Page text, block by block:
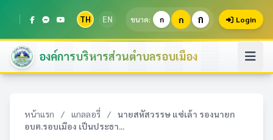
TH EN ขนาด: ก ก ก Login
องค์การบริหารส่วนตำบลรอบเมือง
หน้าแรก / แกลลอรี่ /
นายสหัสวรรษ แซ่เล้า รองนายก
อบต.รอบเมือง เป็นประธา...